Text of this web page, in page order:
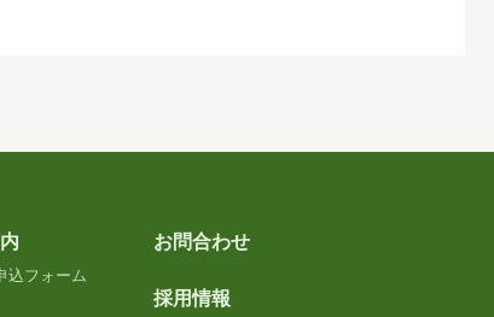
込フォーム
お問合わせ
採用情報